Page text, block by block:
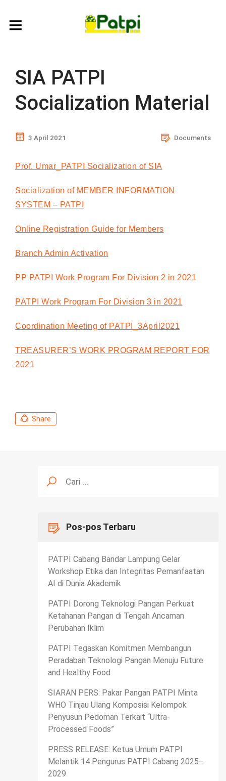
SIA PATPI
Socialization Material
3 April 2021 Documents
Prof. Umar_PATPI Socialization of SIA
Socialization of MEMBER INFORMATION
SYSTEM – PATPI
Online Registration Guide for Members
Branch Admin Activation
PP PATPI Work Program For Division 2 in 2021
PATPI Work Program For Division 3 in 2021
Coordination Meeting of PATPI_3April2021
TREASURER’S WORK PROGRAM REPORT FOR
2021
Share
untuk:
Pos-pos Terbaru
PATPI Cabang Bandar Lampung Gelar
Workshop Etika dan Integritas Pemanfaatan
AI di Dunia Akademik
PATPI Dorong Teknologi Pangan Perkuat
Ketahanan Pangan di Tengah Ancaman
Perubahan Iklim
PATPI Tegaskan Komitmen Membangun
Peradaban Teknologi Pangan Menuju Future
and Healthy Food
SIARAN PERS: Pakar Pangan PATPI Minta
WHO Tinjau Ulang Komposisi Kelompok
Penyusun Pedoman Terkait “Ultra-
Processed Foods”
PRESS RELEASE: Ketua Umum PATPI
Melantik 14 Pengurus PATPI Cabang 2025–
2029